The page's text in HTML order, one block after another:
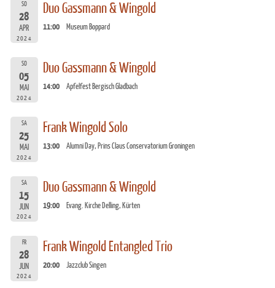
SO
28
APR
2024
Duo Gassmann & Wingold
11:00 Museum Boppard
SO
05
MAI
2024
Duo Gassmann & Wingold
14:00 Apfelfest Bergisch Gladbach
SA
25
MAI
2024
Frank Wingold Solo
13:00 Alumni Day, Prins Claus Conservatorium Groningen
SA
15
JUN
2024
Duo Gassmann & Wingold
19:00 Evang. Kirche Delling, Kürten
FR
28
JUN
2024
Frank Wingold Entangled Trio
20:00 Jazzclub Singen